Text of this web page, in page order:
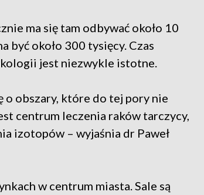
ma się tam odbywać około 10
być około 300 tysięcy. Czas
jest niezwykle istotne.
o obszary, które do tej pory nie
centrum leczenia raków tarczycy,
izotopów – wyjaśnia dr Paweł
w centrum miasta. Sale są